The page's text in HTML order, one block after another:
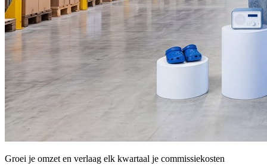
Groei je omzet en verlaag elk kwartaal je commissiekosten